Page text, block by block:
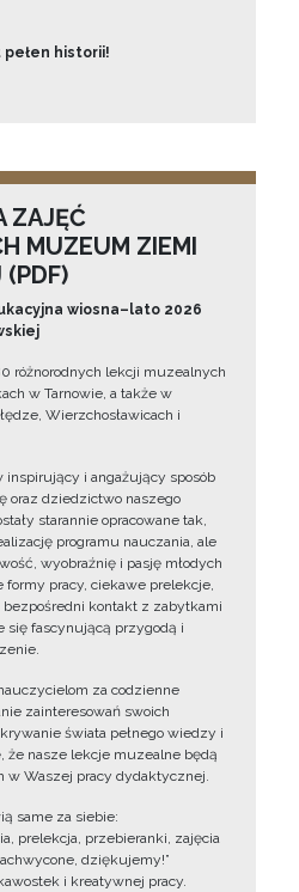
pełen historii!
ZAJĘĆ
MUZEUM ZIEMI
(PDF)
wiosna–lato 2026
różnorodnych lekcji muzealnych
w Tarnowie, a także w
Wierzchosławicach i
inspirujący i angażujący sposób
oraz dziedzictwo naszego
starannie opracowane tak,
programu nauczania, ale
wyobraźnię i pasję młodych
pracy, ciekawe prelekcje,
bezpośredni kontakt z zabytkami
się fascynującą przygodą i
za codzienne
zainteresowań swoich
świata pełnego wiedzy i
że nasze lekcje muzealne będą
w Waszej pracy dydaktycznej.
same za siebie:
prelekcja, przebieranki, zajęcia
dziękujemy!”
i kreatywnej pracy.